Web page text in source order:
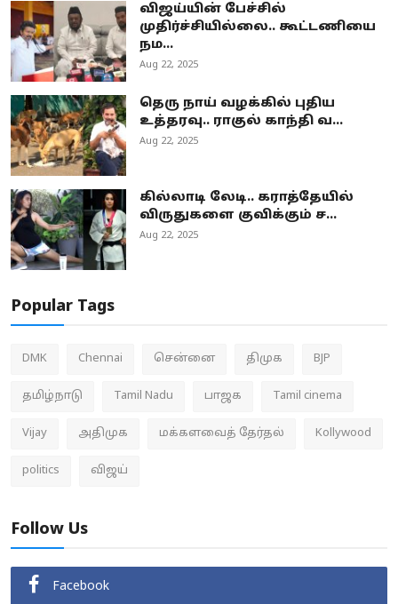
விஜய்யின் பேச்சில்
முதிர்ச்சியில்லை.. கூட்டணியை
நம...
Aug 22, 2025
தெரு நாய் வழக்கில் புதிய
உத்தரவு.. ராகுல் காந்தி வ...
Aug 22, 2025
கில்லாடி லேடி.. கராத்தேயில்
விருதுகளை குவிக்கும் ச...
Aug 22, 2025
Popular Tags
DMK Chennai சென்னை திமுக BJP
தமிழ்நாடு Tamil Nadu பாஜக Tamil cinema
Vijay அதிமுக மக்களவைத் தேர்தல் Kollywood
politics விஜய்
Follow Us
Facebook